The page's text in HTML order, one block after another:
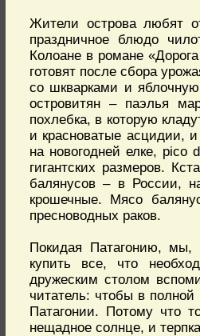
Жители острова любят
праздничное блюдо
Колоане в романе
готовят после сбора
со шкварками и
островитян – паэлья
похлебка, в которую
и красноватые асцидии,
на новогодней елке, рico
гигантских размеров.
балянусов – в России,
крошечные. Мясо
пресноводных раков.
Покидая Патагонию, мы,
купить все, что
дружеским столом
читатель: чтобы в
Патагонии. Потому что
нещадное солнце, и